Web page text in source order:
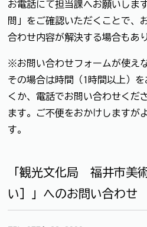
お電話にて担当課へお願いしま
問」をご確認いただくことで、
合わせ内容が解決する場合もあ
※お問い合わせフォームが使え
その場合は時間（1時間以上）
くか、電話でお問い合わせくだ
ます。ご不便をおかけしますが
す。
「観光文化局 福井市美
い］」へのお問い合わせ